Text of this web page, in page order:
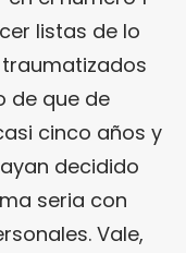
listas de lo
de que de
cinco años y
decidido
seria con
Vale,